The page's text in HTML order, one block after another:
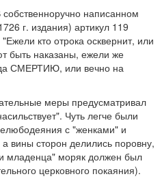
собственноручно написанном
г. издания) артикул 119
кто отрока осквернит, или
быть наказаны, ежели же
СМЕРТИЮ, или вечно на
меры предусматривал
Чуть легче были
с "женками" и
вины сторон делились поровну,
младенца" моряк должен был
церковного покаяния).